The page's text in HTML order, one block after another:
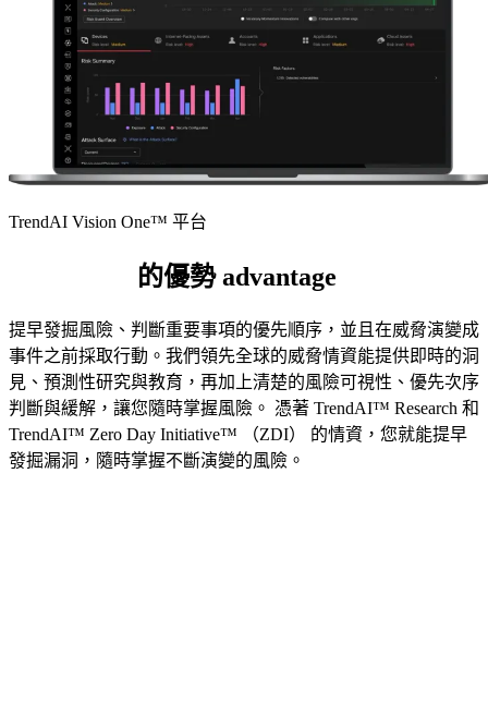
TrendAI Vision One™ 平台
的優勢 advantage
提早發掘風險、判斷重要事項的優先順序，並且在威脅演變成
事件之前採取行動。我們領先全球的威脅情資能提供即時的洞
見、預測性研究與教育，再加上清楚的風險可視性、優先次序
判斷與緩解，讓您隨時掌握風險。 憑著 TrendAI™ Research 和
TrendAI™ Zero Day Initiative™ （ZDI） 的情資，您就能提早
發掘漏洞，隨時掌握不斷演變的風險。